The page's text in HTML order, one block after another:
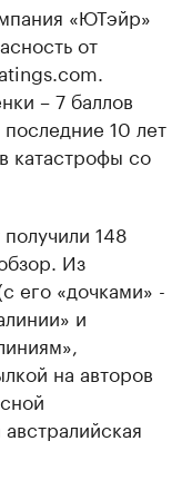
«ЮТэйр»
от
– 7 баллов
10 лет
катастрофы со
148
Из
его «дочками» -
и
на авторов